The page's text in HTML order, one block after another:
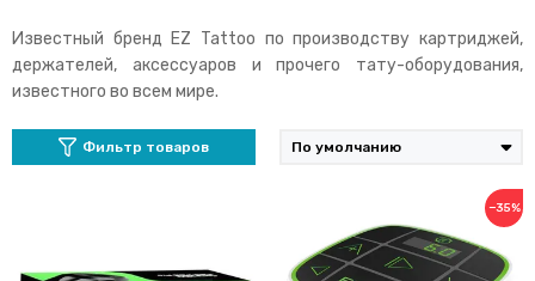
Известный бренд EZ Tattoo по производству картриджей,
держателей, аксессуаров и прочего тату-оборудования,
известного во всем мире.
Фильтр товаров
−35%